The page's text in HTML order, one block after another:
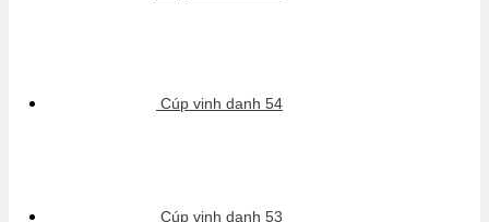
Cúp vinh danh 54
Cúp vinh danh 53